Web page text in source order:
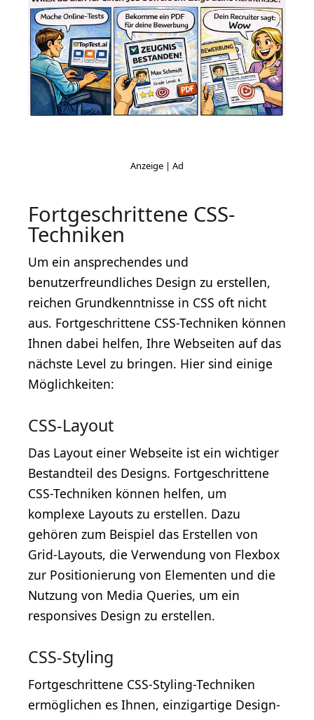
Fortgeschrittene CSS-
Techniken
Um ein ansprechendes und
benutzerfreundliches Design zu erstellen,
reichen Grundkenntnisse in CSS oft nicht
aus. Fortgeschrittene CSS-Techniken können
Ihnen dabei helfen, Ihre Webseiten auf das
nächste Level zu bringen. Hier sind einige
Möglichkeiten:
CSS-Layout
Das Layout einer Webseite ist ein wichtiger
Bestandteil des Designs. Fortgeschrittene
CSS-Techniken können helfen, um
komplexe Layouts zu erstellen. Dazu
gehören zum Beispiel das Erstellen von
Grid-Layouts, die Verwendung von Flexbox
zur Positionierung von Elementen und die
Nutzung von Media Queries, um ein
responsives Design zu erstellen.
CSS-Styling
Fortgeschrittene CSS-Styling-Techniken
ermöglichen es Ihnen, einzigartige Design-